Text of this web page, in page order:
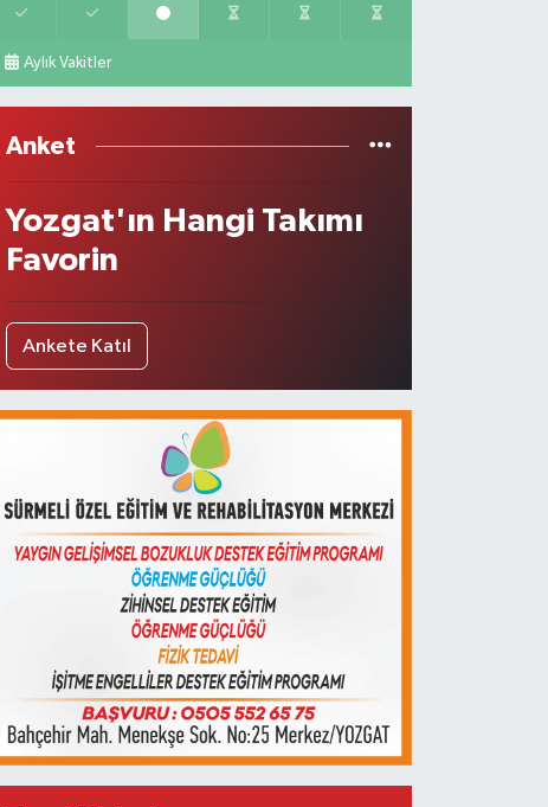
Aylık Vakitler
Anket
Yozgat'ın Hangi Takımı
Favorin
Ankete Katıl